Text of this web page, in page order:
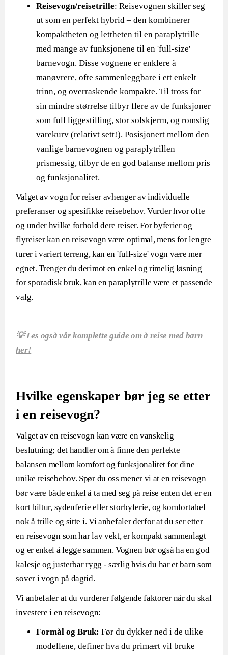
Reisevogn/reisetrille: Reisevognen skiller seg
ut som en perfekt hybrid – den kombinerer
kompaktheten og lettheten til en paraplytrille
med mange av funksjonene til en 'full-size'
barnevogn. Disse vognene er enklere å
manøvrere, ofte sammenleggbare i ett enkelt
trinn, og overraskende kompakte. Til tross for
sin mindre størrelse tilbyr flere av de funksjoner
som full liggestilling, stor solskjerm, og romslig
varekurv (relativt sett!). Posisjonert mellom den
vanlige barnevognen og paraplytrillen
prismessig, tilbyr de en god balanse mellom pris
og funksjonalitet.
Valget av vogn for reiser avhenger av individuelle
preferanser og spesifikke reisebehov. Vurder hvor ofte
og under hvilke forhold dere reiser. For byferier og
flyreiser kan en reisevogn være optimal, mens for lengre
turer i variert terreng, kan en 'full-size' vogn være mer
egnet. Trenger du derimot en enkel og rimelig løsning
for sporadisk bruk, kan en paraplytrille være et passende
valg.
💡 Les også vår komplette guide om å reise med barn
her!
Hvilke egenskaper bør jeg se etter
i en reisevogn?
Valget av en reisevogn kan være en vanskelig
beslutning; det handler om å finne den perfekte
balansen mellom komfort og funksjonalitet for dine
unike reisebehov. Spør du oss mener vi at en reisevogn
bør være både enkel å ta med seg på reise enten det er en
kort biltur, sydenferie eller storbyferie, og komfortabel
nok å trille og sitte i. Vi anbefaler derfor at du ser etter
en reisevogn som har lav vekt, er kompakt sammenlagt
og er enkel å legge sammen. Vognen bør også ha en god
kalesje og justerbar rygg - særlig hvis du har et barn som
sover i vogn på dagtid.
Vi anbefaler at du vurderer følgende faktorer når du skal
investere i en reisevogn:
Formål og Bruk:Før du dykker ned i de ulike
modellene, definer hva du primært vil bruke